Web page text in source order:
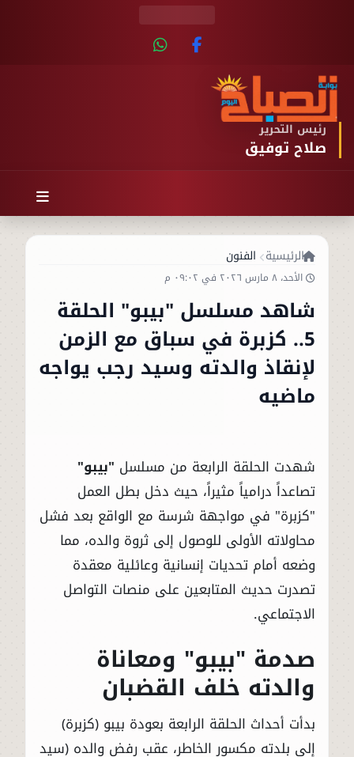
رئيس التحرير
صلاح توفيق
الرئيسية الفنون
الأحد، ٨ مارس ٢٠٢٦ في ٠٩:٠٢ م
شاهد مسلسل "بيبو" الحلقة
5.. كزبرة في سباق مع الزمن
لإنقاذ والدته وسيد رجب يواجه
ماضيه
شهدت الحلقة الرابعة من مسلسل "بيبو"
تصاعداً درامياً مثيراً، حيث دخل بطل العمل
"كزبرة" في مواجهة شرسة مع الواقع بعد فشل
محاولاته الأولى للوصول إلى ثروة والده، مما
وضعه أمام تحديات إنسانية وعائلية معقدة
تصدرت حديث المتابعين على منصات التواصل
الاجتماعي.
صدمة "بيبو" ومعاناة
والدته خلف القضبان
بدأت أحداث الحلقة الرابعة بعودة بيبو (كزبرة)
إلى بلدته مكسور الخاطر، عقب رفض والده (سيد